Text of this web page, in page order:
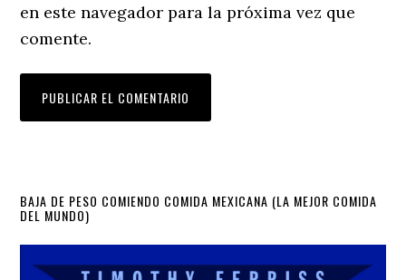
en este navegador para la próxima vez que
comente.
Primary
Sidebar
BAJA DE PESO COMIENDO COMIDA MEXICANA (LA MEJOR COMIDA
DEL MUNDO)